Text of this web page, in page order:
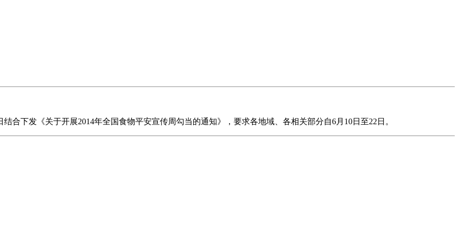
下发《关于开展2014年全国食物平安宣传周勾当的通知》，要求各地域、各相关部分自6月10日至22日。